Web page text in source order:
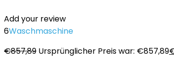
Add your review
6Waschmaschine
€857,89 Ursprünglicher Preis war: €857,89